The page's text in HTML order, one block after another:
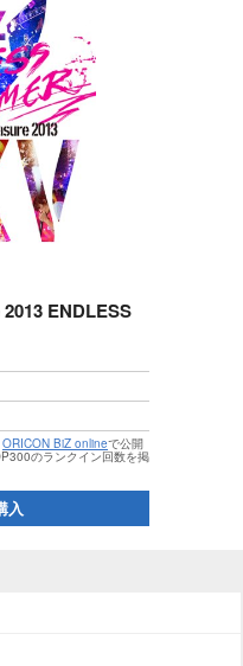
ENDLESS
ORICON BiZ onlineで公開
のランクイン回数を掲
入